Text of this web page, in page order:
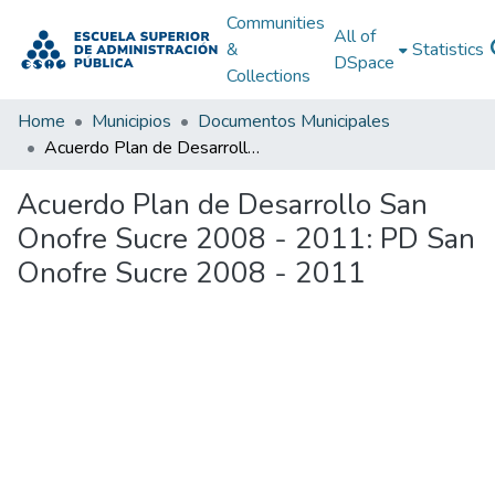
Communities
&
Collections
All of
DSpace
Statistics
Home Municipios
Documentos Municipales
Acuerdo Plan de Desarrollo San Onofre Sucre 2008 - 2011: PD San Onofre Sucre 2008 - 2011
Acuerdo Plan de Desarrollo San
Onofre Sucre 2008 - 2011: PD San
Onofre Sucre 2008 - 2011